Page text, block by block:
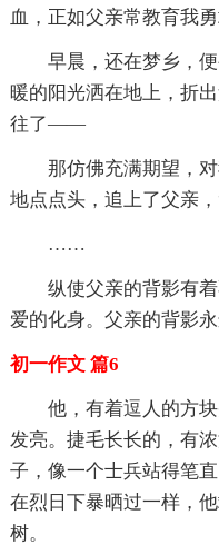
血，正如父亲常教育我
早晨，还在梦乡，
暖的阳光洒在地上，折
往了——
那仿佛充满期望，
地点点头，追上了父亲
……
纵使父亲的背影有
爱的化身。父亲的背影
初一作文 篇6
他，有着逗人的方
发亮。捷毛长长的，有
子，像一个士兵站得笔
在烈日下暴晒过一样，
树。